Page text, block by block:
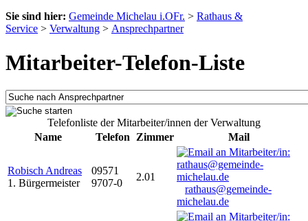
Sie sind hier: Gemeinde Michelau i.OFr. > Rathaus &
Service > Verwaltung > Ansprechpartner
Mitarbeiter-Telefon-Liste
Telefonliste der Mitarbeiter/innen der Verwaltung
Name
Telefon Zimmer Mail
Robisch Andreas
1. Bürgermeister
09571
9707-0
2.01
rathaus@gemeinde-
michelau.de